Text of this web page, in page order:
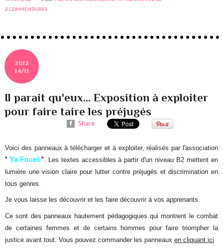
2 COMMENTAIRES
2012
14/11
Il parait qu'eux... Exposition à exploiter
pour faire taire les préjugés
Share
Voici des panneaux à télécharger et à exploiter, réalisés par l'association
"Ya Foueï". Les textes accessibles à partir d'un niveau B2 mettent en
lumière une vision claire pour lutter contre préjugés et discrimination en
tous genres.
Je vous laisse les découvrir et les faire découvrir à vos apprenants.
Ce sont des panneaux hautement pédagogiques qui montrent le combat
de certaines femmes et de certains hommes pour faire triompher la
justice avant tout. Vous pouvez commander les panneauxen cliquant ici